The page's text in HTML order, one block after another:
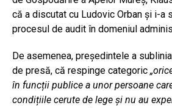
că a discutat cu Ludovic Orban și i-a
procesul de audit în domeniul
De asemenea, președintele a
de presă, că respinge categoric „
în funcții publice a unor persoane
condițiile cerute de lege și nu au